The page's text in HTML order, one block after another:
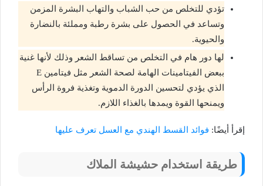
تؤدي للتخلص من حب الشباب والتهاب البشرة المزمن
وتساعد في الحصول على بشرة رطبة ومملئة بالنضارة
والحيوية.
لها دور هام في التخلص من تساقط الشعر وذلك لأنها غنية
ببعض الفيتامينات الهامة لصحة الشعر مثل فيتامين E
الذي يؤدي لتحسين الدورة الدموية وتغذية فروة الرأس
ويمنحها القوة ويمدها بالغذاء اللازم.
إقرأ أيضًا: فوائد القسط الهندي مع العسل تعرف عليها
طريقة استخدام حشيشة الملاك